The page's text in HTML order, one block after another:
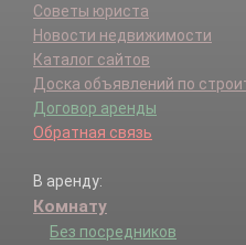
Советы юриста
Новости недвижимости
Каталог сайтов
Доска объявлений по
Договор аренды
Обратная связь
В аренду:
Комнату
Без посредников